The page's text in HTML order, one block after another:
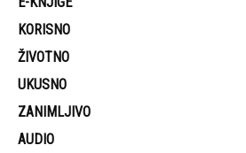
KORISNO
ŽIVOTNO
UKUSNO
ZANIMLJIVO
AUDIO